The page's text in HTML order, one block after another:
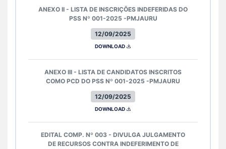
12/09/2025
ANEXO II - LISTA DE INSCRIÇÕES INDEFERIDAS DO
PSS Nº 001-2025 -PMJAURU
DOWNLOAD
12/09/2025
ANEXO III - LISTA DE CANDIDATOS INSCRITOS
COMO PCD DO PSS Nº 001-2025 -PMJAURU
DOWNLOAD
EDITAL COMP. Nº 003 - DIVULGA JULGAMENTO
DE RECURSOS CONTRA INDEFERIMENTO DE